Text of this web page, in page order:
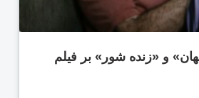
و «زنده شور» بر فیلم